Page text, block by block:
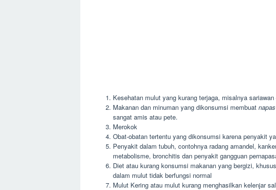
Kesehatan mulut yang kurang terjaga, misalnya
Makanan dan minuman yang dikonsumsi membuat
sangat amis atau pete.
Merokok
Obat-obatan tertentu yang dikonsumsi karena penyakit
Penyakit dalam tubuh, contohnya radang amandel,
metabolisme, bronchitis dan penyakit gangguan
Diet atau kurang konsumsi makanan yang bergizi,
dalam mulut tidak berfungsi normal
Mulut Kering atau mulut kurang menghasilkan kelenjar